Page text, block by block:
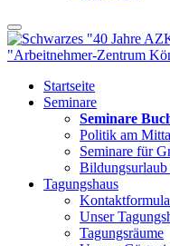
Startseite
Seminare
Seminare
Politik am
Seminare für
Tagungshaus
Unser
Tagungsräume